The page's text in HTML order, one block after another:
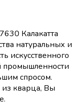
Калакатта
натуральных и
искусственного
промышленности
спросом.
кварца, Вы